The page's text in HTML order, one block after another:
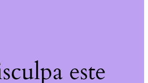
este